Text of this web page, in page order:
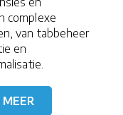
complexe
van tabbeheer
en